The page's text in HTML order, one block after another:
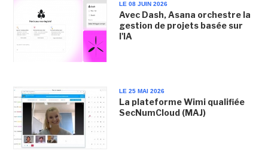
LE 08 JUIN 2026
Avec Dash, Asana orchestre la
gestion de projets basée sur
l'IA
LE 25 MAI 2026
La plateforme Wimi qualifiée
SecNumCloud (MAJ)